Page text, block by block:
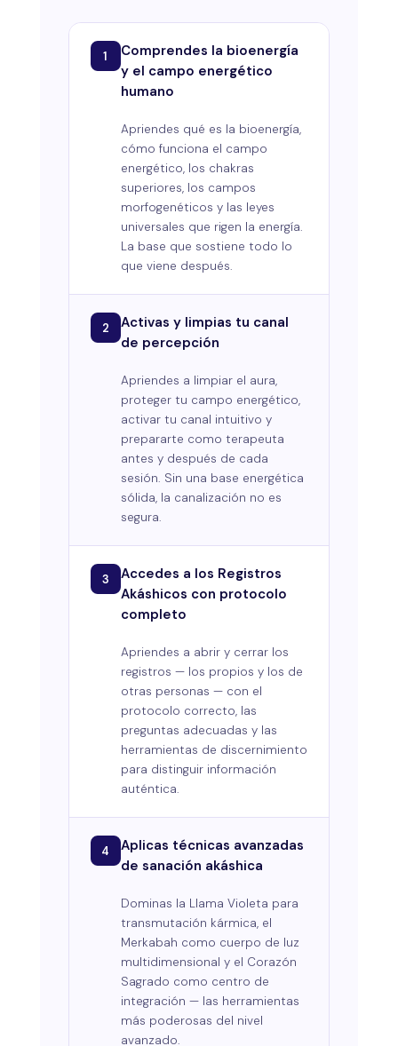
1
Comprendes la bioenergía
y el campo energético
humano
Apriendes qué es la bioenergía,
cómo funciona el campo
energético, los chakras
superiores, los campos
morfogenéticos y las leyes
universales que rigen la energía.
La base que sostiene todo lo
que viene después.
2
Activas y limpias tu canal
de percepción
Apriendes a limpiar el aura,
proteger tu campo energético,
activar tu canal intuitivo y
prepararte como terapeuta
antes y después de cada
sesión. Sin una base energética
sólida, la canalización no es
segura.
3
Accedes a los Registros
Akáshicos con protocolo
completo
Apriendes a abrir y cerrar los
registros — los propios y los de
otras personas — con el
protocolo correcto, las
preguntas adecuadas y las
herramientas de discernimiento
para distinguir información
auténtica.
4
Aplicas técnicas avanzadas
de sanación akáshica
Dominas la Llama Violeta para
transmutación kármica, el
Merkabah como cuerpo de luz
multidimensional y el Corazón
Sagrado como centro de
integración — las herramientas
más poderosas del nivel
avanzado.